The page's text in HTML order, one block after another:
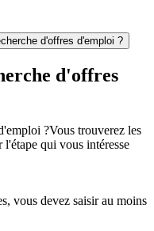
d'offres d'emploi ?
d'offres
?Vous trouverez les
qui vous intéresse
vous devez saisir au moins